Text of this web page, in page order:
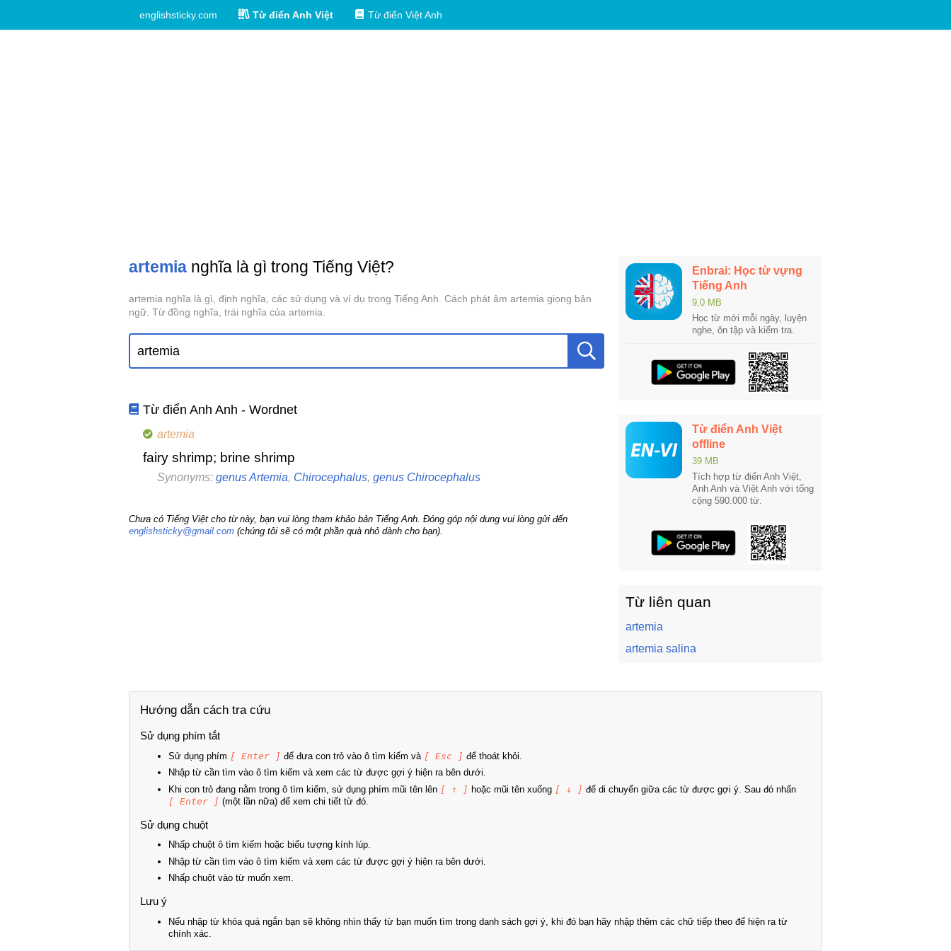
englishsticky.com Từ điển Anh Việt Từ điển Việt Anh
artemia nghĩa là gì trong Tiếng Việt?
artemia nghĩa là gì, định nghĩa, các sử dụng và ví dụ trong Tiếng Anh. Cách phát âm artemia giọng bản
ngữ. Từ đồng nghĩa, trái nghĩa của artemia.
Từ điển Anh Anh - Wordnet
artemia
fairy shrimp; brine shrimp
Synonyms: genus Artemia, Chirocephalus, genus Chirocephalus
Chưa có Tiếng Việt cho từ này, bạn vui lòng tham khảo bản Tiếng Anh. Đóng góp nội dung vui lòng gửi đến
englishsticky@gmail.com (chúng tôi sẽ có một phần quà nhỏ dành cho bạn).
Enbrai: Học từ vựng
Tiếng Anh
9,0 MB
Học từ mới mỗi ngày, luyện
nghe, ôn tập và kiểm tra.
Từ điển Anh Việt
offline
39 MB
Tích hợp từ điển Anh Việt,
Anh Anh và Việt Anh với tổng
cộng 590.000 từ.
Từ liên quan
artemia
artemia salina
Hướng dẫn cách tra cứu
Sử dụng phím tắt
Sử dụng phím [ Enter ] để đưa con trỏ vào ô tìm kiếm và [ Esc ] để thoát khỏi.
Nhập từ cần tìm vào ô tìm kiếm và xem các từ được gợi ý hiện ra bên dưới.
Khi con trỏ đang nằm trong ô tìm kiếm, sử dụng phím mũi tên lên [ ↑ ] hoặc mũi tên xuống [ ↓ ] để di chuyển giữa các từ được gợi ý. Sau đó nhấn
[ Enter ] (một lần nữa) để xem chi tiết từ đó.
Sử dụng chuột
Nhấp chuột ô tìm kiếm hoặc biểu tượng kính lúp.
Nhập từ cần tìm vào ô tìm kiếm và xem các từ được gợi ý hiện ra bên dưới.
Nhấp chuột vào từ muốn xem.
Lưu ý
Nếu nhập từ khóa quá ngắn bạn sẽ không nhìn thấy từ bạn muốn tìm trong danh sách gợi ý, khi đó bạn hãy nhập thêm các chữ tiếp theo để hiện ra từ
chính xác.